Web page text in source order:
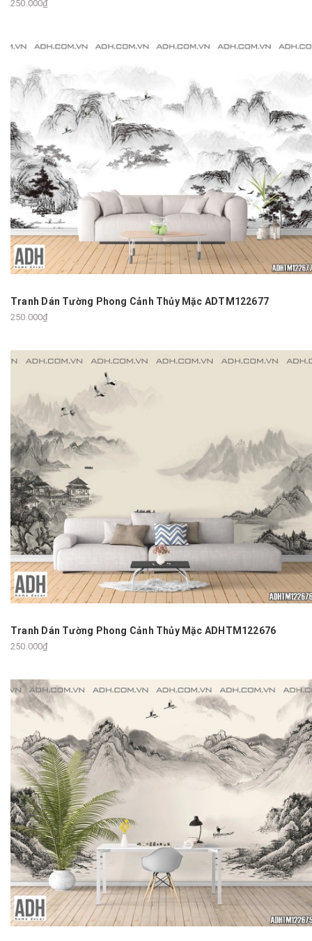
250.000₫
Tranh Dán Tường Phong Cảnh Thủy Mặc ADTM122677
250.000₫
Tranh Dán Tường Phong Cảnh Thủy Mặc ADHTM122676
250.000₫